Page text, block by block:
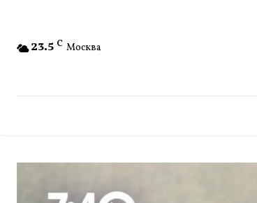
23.5 C Москва